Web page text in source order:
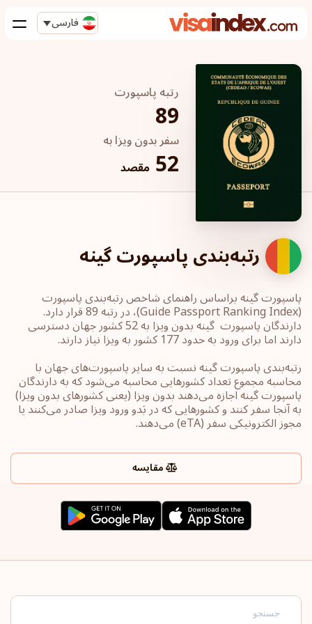
فارسی
رتبه پاسپورت
89
سفر بدون ویزا به
52 مقصد
رتبه‌بندی پاسپورت گینه
پاسپورت‎ گینه ‎براساس راهنمای شاخص رتبه‌بندی پاسپورت
‏(Guide Passport ‎Ranking Index)، در رتبه 89 قرار دارد.
دارندگان پاسپورت ‏‎ گینه بدون ویزا به 52 کشور جهان ‎دسترسی
دارند اما برای ورود به حدود 177 کشور به ویزا نیاز دارند.
رتبه‌بندی پاسپورت‎ گینه ‎نسبت به سایر ‏پاسپورت‌های جهان با
محاسبه مجموع تعداد کشورهایی محاسبه می‌شود که به دارندگان
پاسپورت ‎‎گینه ‎اجازه می‌دهند بدون ویزا (یعنی کشورهای ‏بدون ویزا)
به آنجا سفر کنند و کشورهایی که در بَدو ورود ویزا صادر می‌کنند یا
‏مجوز الکترونیکی سفر ‏‎(eTA)‎‏ می‌دهند.
مقایسه